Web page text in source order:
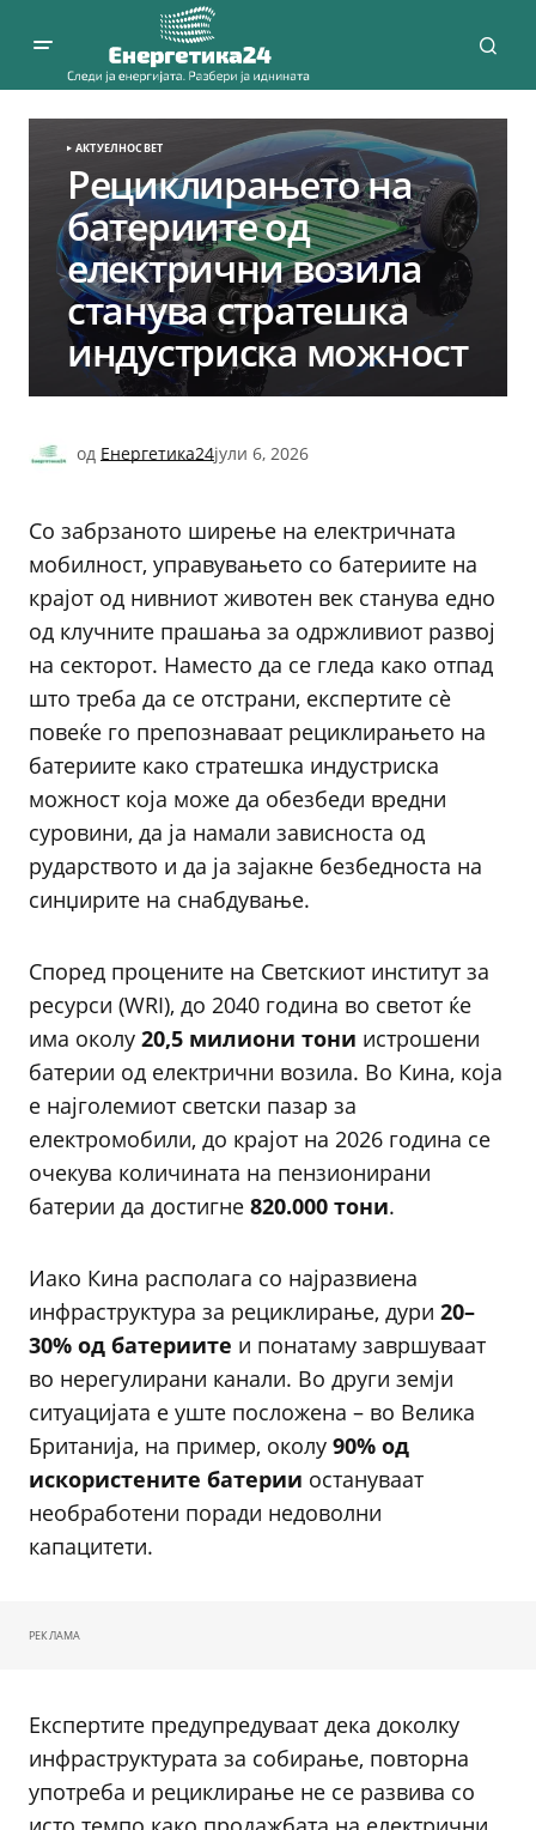
АКТУЕЛНОСВЕТ
Рециклирањето на
батериите од
електрични возила
станува стратешка
индустриска можност
од Енергетика24јули 6, 2026
Со забрзаното ширење на електричната
мобилност, управувањето со батериите на
крајот од нивниот животен век станува едно
од клучните прашања за одржливиот развој
на секторот. Наместо да се гледа како отпад
што треба да се отстрани, експертите сè
повеќе го препознаваат рециклирањето на
батериите како стратешка индустриска
можност која може да обезбеди вредни
суровини, да ја намали зависноста од
рударството и да ја зајакне безбедноста на
синџирите на снабдување.
Според процените на Светскиот институт за
ресурси (WRI), до 2040 година во светот ќе
има околу 20,5 милиони тони истрошени
батерии од електрични возила. Во Кина, која
е најголемиот светски пазар за
електромобили, до крајот на 2026 година се
очекува количината на пензионирани
батерии да достигне 820.000 тони.
Иако Кина располага со најразвиена
инфраструктура за рециклирање, дури 20–
30% од батериите и понатаму завршуваат
во нерегулирани канали. Во други земји
ситуацијата е уште посложена – во Велика
Британија, на пример, околу 90% од
искористените батерии остануваат
необработени поради недоволни
капацитети.
РЕКЛАМА
Експертите предупредуваат дека доколку
инфраструктурата за собирање, повторна
употреба и рециклирање не се развива со